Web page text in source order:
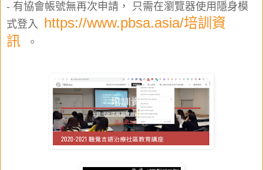
- 有協會帳號無再次申請， 只需在瀏覽器使用隱身模
式登入 https://www.pbsa.asia/培訓資
訊
。